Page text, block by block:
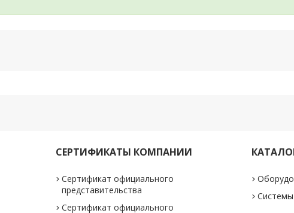
СЕРТИФИКАТЫ КОМПАНИИ
Сертификат официального
представительства
Сертификат официального